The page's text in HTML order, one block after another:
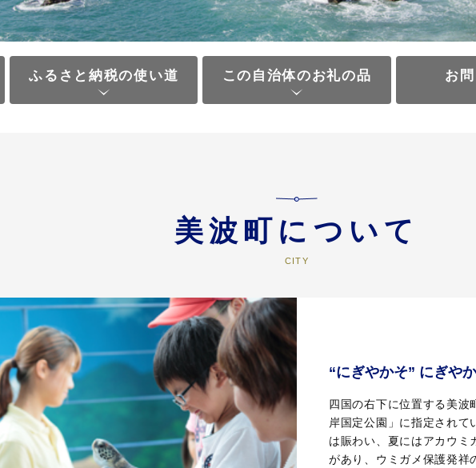
ふるさと納税の使い道 この自治体のお礼の品 お
美波町について
“にぎやかそ” にぎや
四国の右下に位置する美波
岸国定公園」に指定されて
は賑わい、夏にはアカウミ
があり、ウミガメ保護発祥